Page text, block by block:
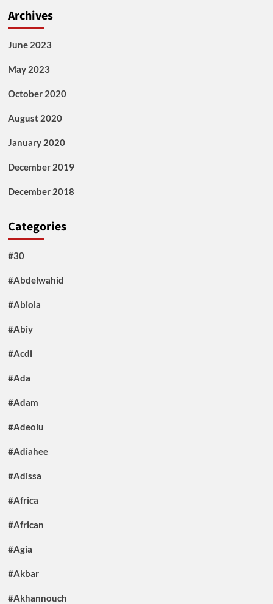
Archives
June 2023
May 2023
October 2020
August 2020
January 2020
December 2019
December 2018
Categories
#30
#Abdelwahid
#Abiola
#Abiy
#Acdi
#Ada
#Adam
#Adeolu
#Adiahee
#Adissa
#Africa
#African
#Agia
#Akbar
#Akhannouch